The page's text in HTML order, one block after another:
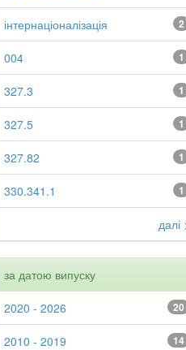
2
інтернаціоналізація
1
004
1
327.3
1
327.5
1
327.82
1
330.341.1
далі
за датою випуску
20
2020 - 2026
14
2010 - 2019